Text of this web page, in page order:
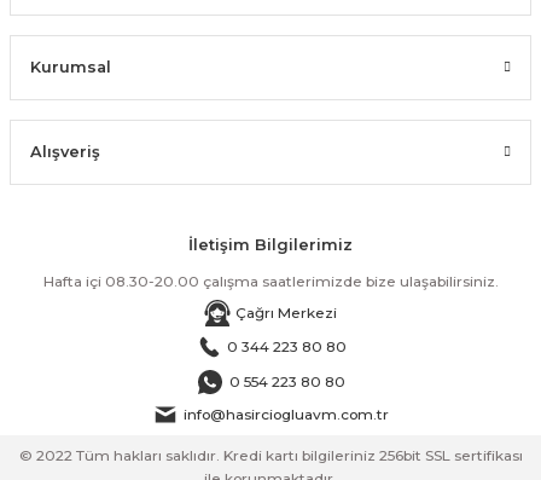
Kurumsal
Alışveriş
İletişim Bilgilerimiz
Hafta içi 08.30-20.00 çalışma saatlerimizde bize ulaşabilirsiniz.
Çağrı Merkezi
0 344 223 80 80
0 554 223 80 80
info@hasirciogluavm.com.tr
© 2022 Tüm hakları saklıdır. Kredi kartı bilgileriniz 256bit SSL sertifikası